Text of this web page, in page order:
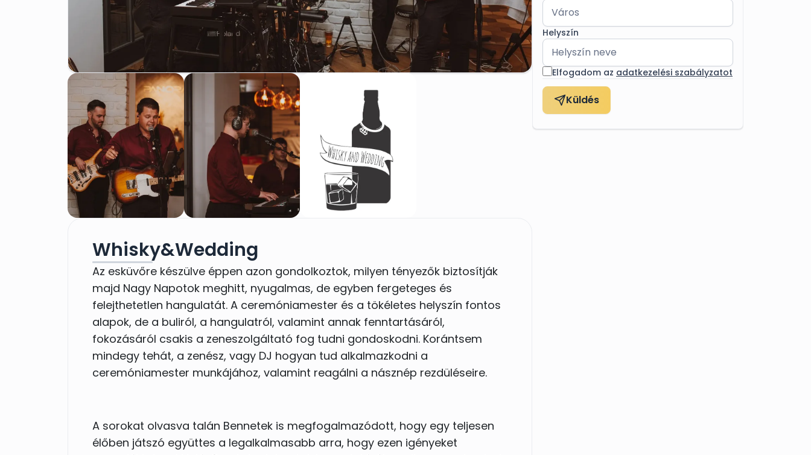
Whisky&Wedding
Az esküvőre készülve éppen azon gondolkoztok, milyen tényezők biztosítják
majd Nagy Napotok meghitt, nyugalmas, de egyben fergeteges és
felejthetetlen hangulatát. A ceremóniamester és a tökéletes helyszín fontos
alapok, de a buliról, a hangulatról, valamint annak fenntartásáról,
fokozásáról csakis a zeneszolgáltató fog tudni gondoskodni. Korántsem
mindegy tehát, a zenész, vagy DJ hogyan tud alkalmazkodni a
ceremóniamester munkájához, valamint reagálni a násznép rezdüléseire.
A sorokat olvasva talán Bennetek is megfogalmazódott, hogy egy teljesen
élőben játszó együttes a legalkalmasabb arra, hogy ezen igényeket
Helyszín
Elfogadom az adatkezelési szabályzatot
Küldés